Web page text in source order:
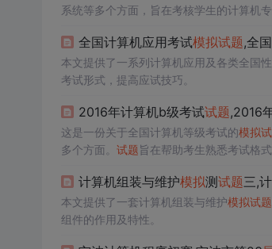
系统等多个方面，旨在考核学生的计算机专
全国计算机应用考试模拟试题,全
本文提供了一系列计算机应用及各类全国
考试形式，提高应试技巧。
2016年计算机b级考试试题,2016
这是一份关于全国计算机等级考试的模拟
多个方面。 试题旨在帮助考生熟悉考试格
计算机组装与维护模拟测 试题三,
本文提供了一套计算机组装与维护模拟试题
组件的作用及特性。